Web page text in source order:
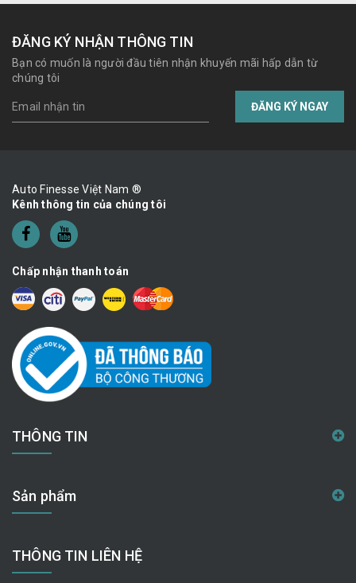
ĐĂNG KÝ NHẬN THÔNG TIN
Bạn có muốn là người đầu tiên nhận khuyến mãi hấp dẫn từ
chúng tôi
ĐĂNG KÝ NGAY
Auto Finesse Việt Nam ®
Kênh thông tin của chúng tôi
Chấp nhận thanh toán
THÔNG TIN
Sản phẩm
THÔNG TIN LIÊN HỆ